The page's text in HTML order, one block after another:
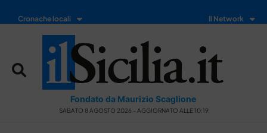
Cronache locali Il Network
Fondato da Maurizio Scaglione
SABATO 8 AGOSTO 2026 - AGGIORNATO ALLE 10:19